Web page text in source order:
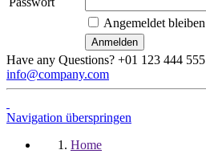
Angemeldet bleiben
Have any Questions? +01 123 444 555
info@company.com
Navigation überspringen
Home